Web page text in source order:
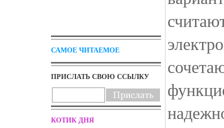
САМОЕ ЧИТАЕМОЕ
ПРИСЛАТЬ СВОЮ ССЫЛКУ
КОТИК ДНЯ